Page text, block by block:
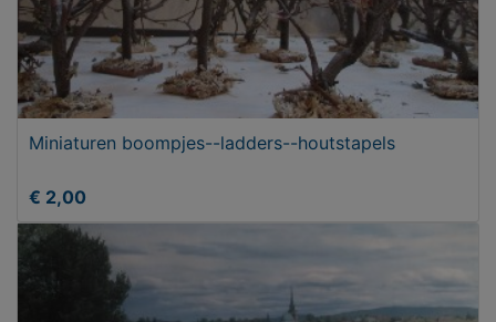
Miniaturen boompjes--ladders--houtstapels
€ 2,00